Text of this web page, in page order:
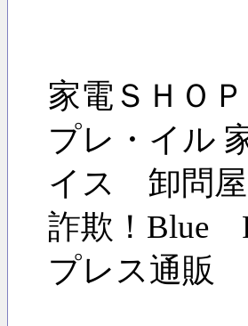
家電ＳＨＯ
プレ・イル
イス 卸問
詐欺！Blue
プレス通販